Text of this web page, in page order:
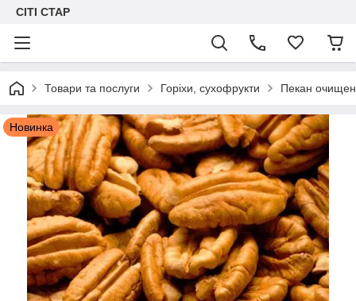
СІТІ СТАР
Товари та послуги Горіхи, сухофрукти Пекан
Новинка